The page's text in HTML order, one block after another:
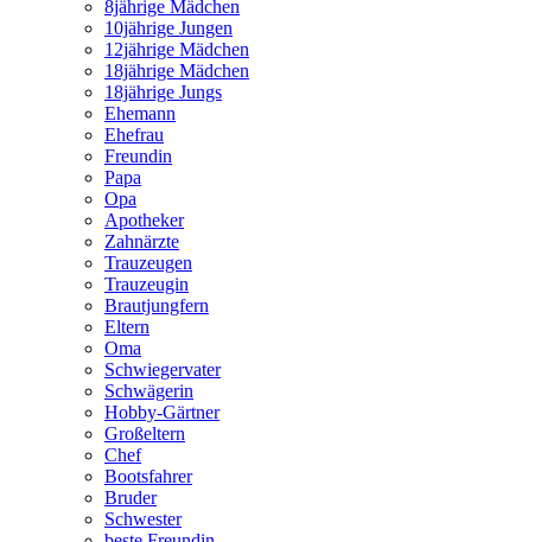
8jährige Mädchen
10jährige Jungen
12jährige Mädchen
18jährige Mädchen
18jährige Jungs
Ehemann
Ehefrau
Freundin
Papa
Opa
Apotheker
Zahnärzte
Trauzeugen
Trauzeugin
Brautjungfern
Eltern
Oma
Schwiegervater
Schwägerin
Hobby-Gärtner
Großeltern
Chef
Bootsfahrer
Bruder
Schwester